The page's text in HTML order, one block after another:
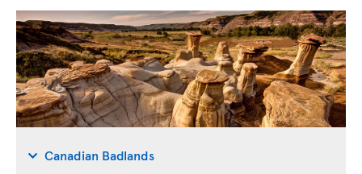
Canadian Badlands